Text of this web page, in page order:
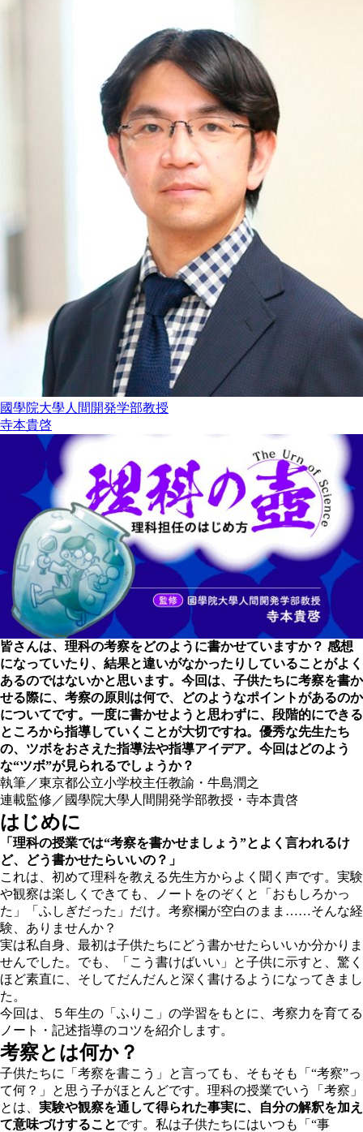
國學院大學人間開発学部教授
寺本貴啓
皆さんは、理科の考察をどのように書かせていますか？ 感想
になっていたり、結果と違いがなかったりしていることがよく
あるのではないかと思います。今回は、子供たちに考察を書か
せる際に、考察の原則は何で、どのようなポイントがあるのか
についてです。一度に書かせようと思わずに、段階的にできる
ところから指導していくことが大切ですね。優秀な先生たち
の、ツボをおさえた指導法や指導アイデア。今回はどのよう
な“ツボ”が見られるでしょうか？
執筆／東京都公立小学校主任教諭・牛島潤之
連載監修／國學院大學人間開発学部教授・寺本貴啓
はじめに
「理科の授業では“考察を書かせましょう”とよく言われるけ
ど、どう書かせたらいいの？」
これは、初めて理科を教える先生方からよく聞く声です。実験
や観察は楽しくできても、ノートをのぞくと「おもしろかっ
た」「ふしぎだった」だけ。考察欄が空白のまま……そんな経
験、ありませんか？
実は私自身、最初は子供たちにどう書かせたらいいか分かりま
せんでした。でも、「こう書けばいい」と子供に示すと、驚く
ほど素直に、そしてだんだんと深く書けるようになってきまし
た。
今回は、５年生の「ふりこ」の学習をもとに、考察力を育てる
ノート・記述指導のコツを紹介します。
考察とは何か？
子供たちに「考察を書こう」と言っても、そもそも「“考察”っ
て何？」と思う子がほとんどです。理科の授業でいう「考察」
とは、 実験や観察を通して得られた事実に、自分の解釈を加え
て意味づけすることです。私は子供たちにはいつも「“事